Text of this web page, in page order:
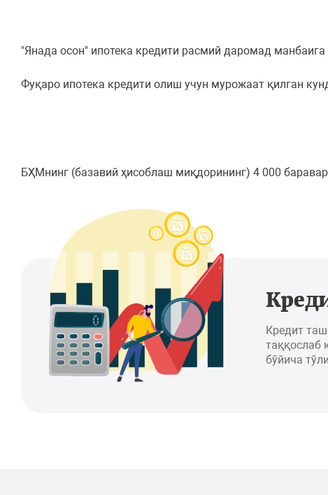
"Янада осон" ипотека кредити расмий даромад
Фуқаро ипотека кредити олиш учун мурожаат қилган
БҲМнинг (базавий ҳисоблаш миқдорининг) 4 000
Кредит
таққослаб
бўйича